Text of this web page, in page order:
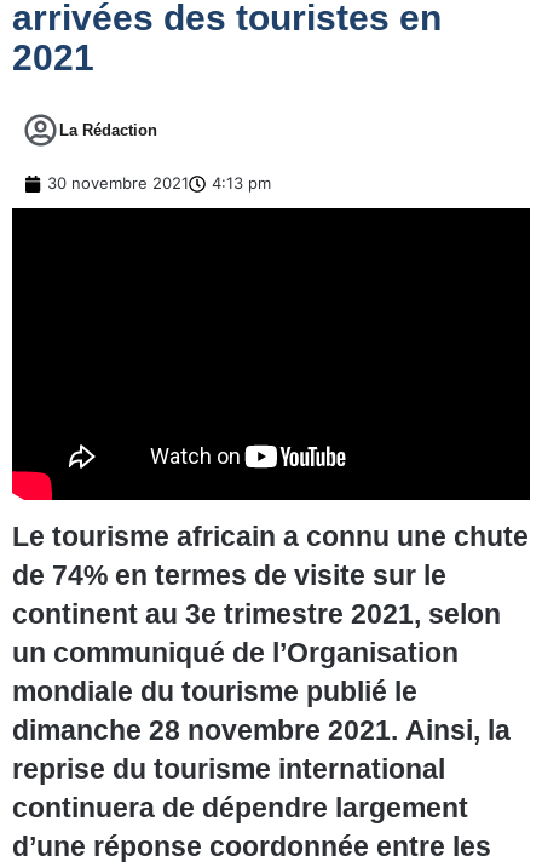
arrivées des touristes en
2021
La Rédaction
30 novembre 2021 4:13 pm
Le tourisme africain a connu une chute
de 74% en termes de visite sur le
continent au 3e trimestre 2021, selon
un communiqué de l’Organisation
mondiale du tourisme publié le
dimanche 28 novembre 2021. Ainsi, la
reprise du tourisme international
continuera de dépendre largement
d’une réponse coordonnée entre les